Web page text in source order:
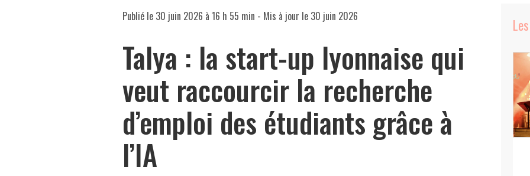
Publié le 30 juin 2026 à 16 h 55 min - Mis à jour le 30 juin 2026
Talya : la start-up lyonnaise qui
veut raccourcir la recherche
d’emploi des étudiants grâce à
l’IA